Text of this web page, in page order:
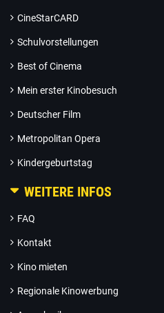
CineStarCARD
Schulvorstellungen
Best of Cinema
Mein erster Kinobesuch
Deutscher Film
Metropolitan Opera
Kindergeburtstag
WEITERE INFOS
FAQ
Kontakt
Kino mieten
Regionale Kinowerbung